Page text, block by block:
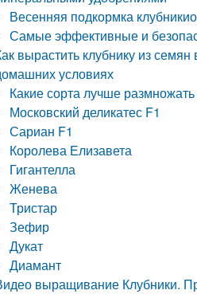
Весенняя подкормка
Самые эффективные и
вырастить клубнику из
условиях
Какие сорта лучше
Московский деликатес F1
Сариан F1
Королева Елизавета
Гигантелла
Женева
Тристар
Зефир
Дукат
Диамант
выращивание Клубники.